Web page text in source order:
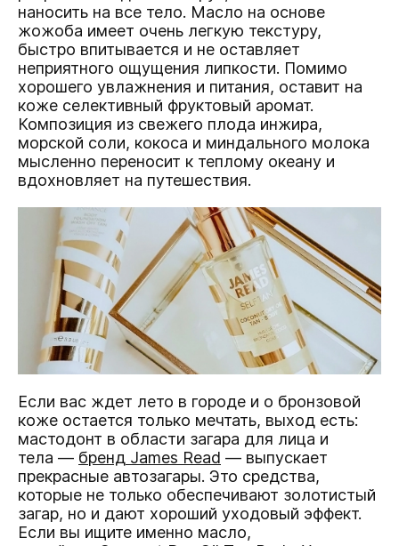
наносить на все тело. Масло на основе
жожоба имеет очень легкую текстуру,
быстро впитывается и не оставляет
неприятного ощущения липкости. Помимо
хорошего увлажнения и питания, оставит на
коже селективный фруктовый аромат.
Композиция из свежего плода инжира,
морской соли, кокоса и миндального молока
мысленно переносит к теплому океану и
вдохновляет на путешествия.
Если вас ждет лето в городе и о бронзовой
коже остается только мечтать, выход есть:
мастодонт в области загара для лица и
тела — бренд James Read — выпускает
прекрасные автозагары. Это средства,
которые не только обеспечивают золотистый
загар, но и дают хороший уходовый эффект.
Если вы ищите именно масло,